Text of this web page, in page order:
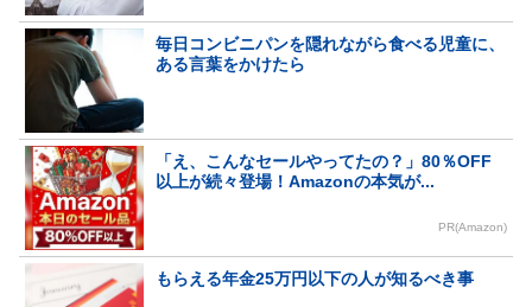
毎日コンビニパンを隠れながら食べる児童に、
ある言葉をかけたら
「え、こんなセールやってたの？」80％OFF
以上が続々登場！Amazonの本気が...
PR(Amazon)
もらえる年金25万円以下の人が知るべき事